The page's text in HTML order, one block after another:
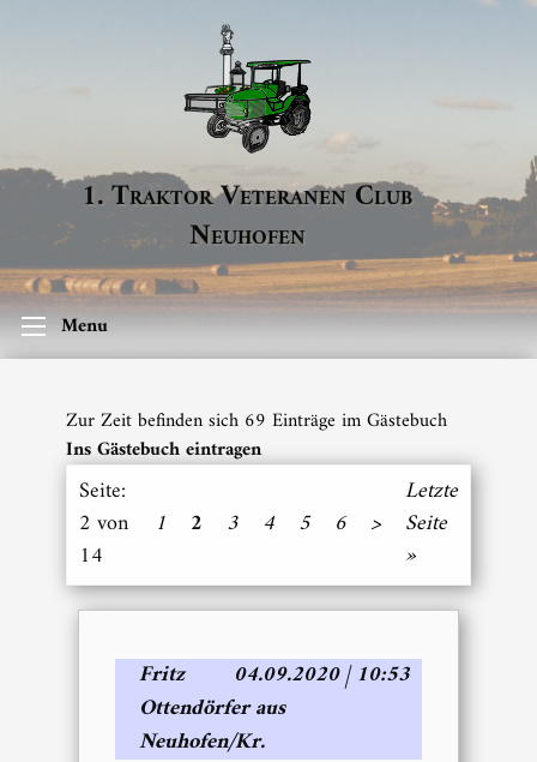
1. Traktor Veteranen Club
Neuhofen
Menu
Zur Zeit befinden sich 69 Einträge im Gästebuch
Ins Gästebuch eintragen
Seite:
2 von
14
1 2 3 4 5 6 >
Letzte
Seite
»
04.09.2020 | 10:53
Fritz
Ottendörfer aus
Neuhofen/Kr.